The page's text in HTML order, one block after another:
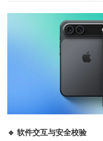
🔹 软件交互与安全校验